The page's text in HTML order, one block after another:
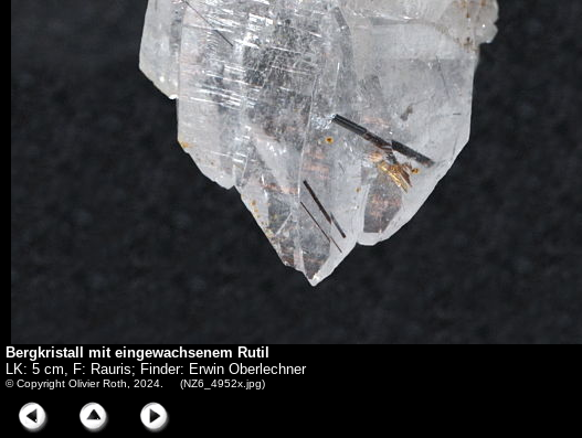
Bergkristall mit eingewachsenem Rutil
LK: 5 cm, F: Rauris; Finder: Erwin Oberlechner
© Copyright Olivier Roth, 2024. (NZ6_4952x.jpg)